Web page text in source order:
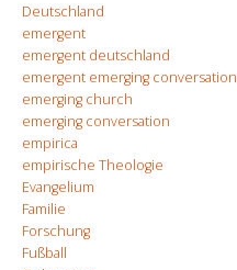
Deutschland
emergent
emergent deutschland
emergent emerging conversation
emerging church
emerging conversation
empirica
empirische Theologie
Evangelium
Familie
Forschung
Fußball